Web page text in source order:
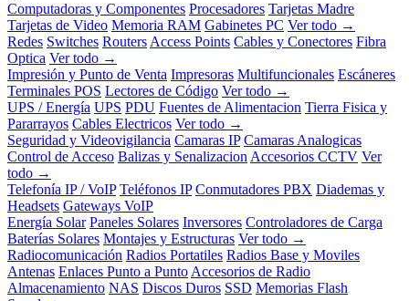
Computadoras y Componentes Procesadores Tarjetas Madre
Tarjetas de Video Memoria RAM Gabinetes PC Ver todo →
Redes Switches Routers Access Points Cables y Conectores Fibra
Optica Ver todo →
Impresión y Punto de Venta Impresoras Multifuncionales Escáneres
Terminales POS Lectores de Código Ver todo →
UPS / Energía UPS PDU Fuentes de Alimentacion Tierra Fisica y
Pararrayos Cables Electricos Ver todo →
Seguridad y Videovigilancia Camaras IP Camaras Analogicas
Control de Acceso Balizas y Senalizacion Accesorios CCTV Ver
todo →
Telefonía IP / VoIP Teléfonos IP Conmutadores PBX Diademas y
Headsets Gateways VoIP
Energía Solar Paneles Solares Inversores Controladores de Carga
Baterías Solares Montajes y Estructuras Ver todo →
Radiocomunicación Radios Portatiles Radios Base y Moviles
Antenas Enlaces Punto a Punto Accesorios de Radio
Almacenamiento NAS Discos Duros SSD Memorias Flash